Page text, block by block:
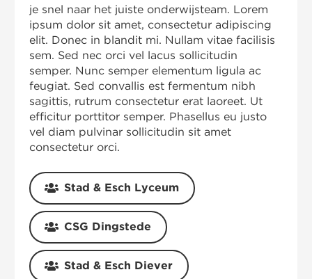
je snel naar het juiste onderwijsteam. Lorem
ipsum dolor sit amet, consectetur adipiscing
elit. Donec in blandit mi. Nullam vitae facilisis
sem. Sed nec orci vel lacus sollicitudin
semper. Nunc semper elementum ligula ac
feugiat. Sed convallis est fermentum nibh
sagittis, rutrum consectetur erat laoreet. Ut
efficitur porttitor semper. Phasellus eu justo
vel diam pulvinar sollicitudin sit amet
consectetur orci.
Stad & Esch Lyceum
CSG Dingstede
Stad & Esch Diever